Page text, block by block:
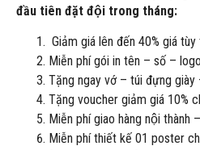
đầu tiên đặt đội trong tháng:
Giảm giá lên đến 40% giá
Miễn phí gói in tên – số –
Tặng ngay vớ – túi đựng
Tặng voucher giảm giá 10%
Miễn phí giao hàng nội thành
Miễn phí thiết kế 01 poster